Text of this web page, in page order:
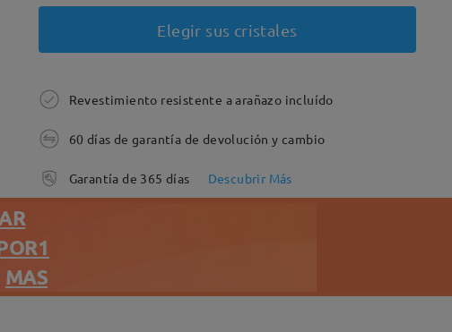
Elegir sus cristales
Revestimiento resistente a arañazo incluído
60 días de garantía de devolución y cambio
Garantía de 365 días Descubrir Más
MAS